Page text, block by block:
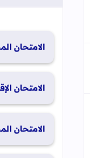
الامتحان
الامتحان
الامتحان